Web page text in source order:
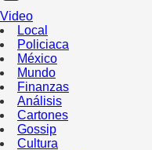
Video
Local
Policiaca
México
Mundo
Finanzas
Análisis
Cartones
Gossip
Cultura